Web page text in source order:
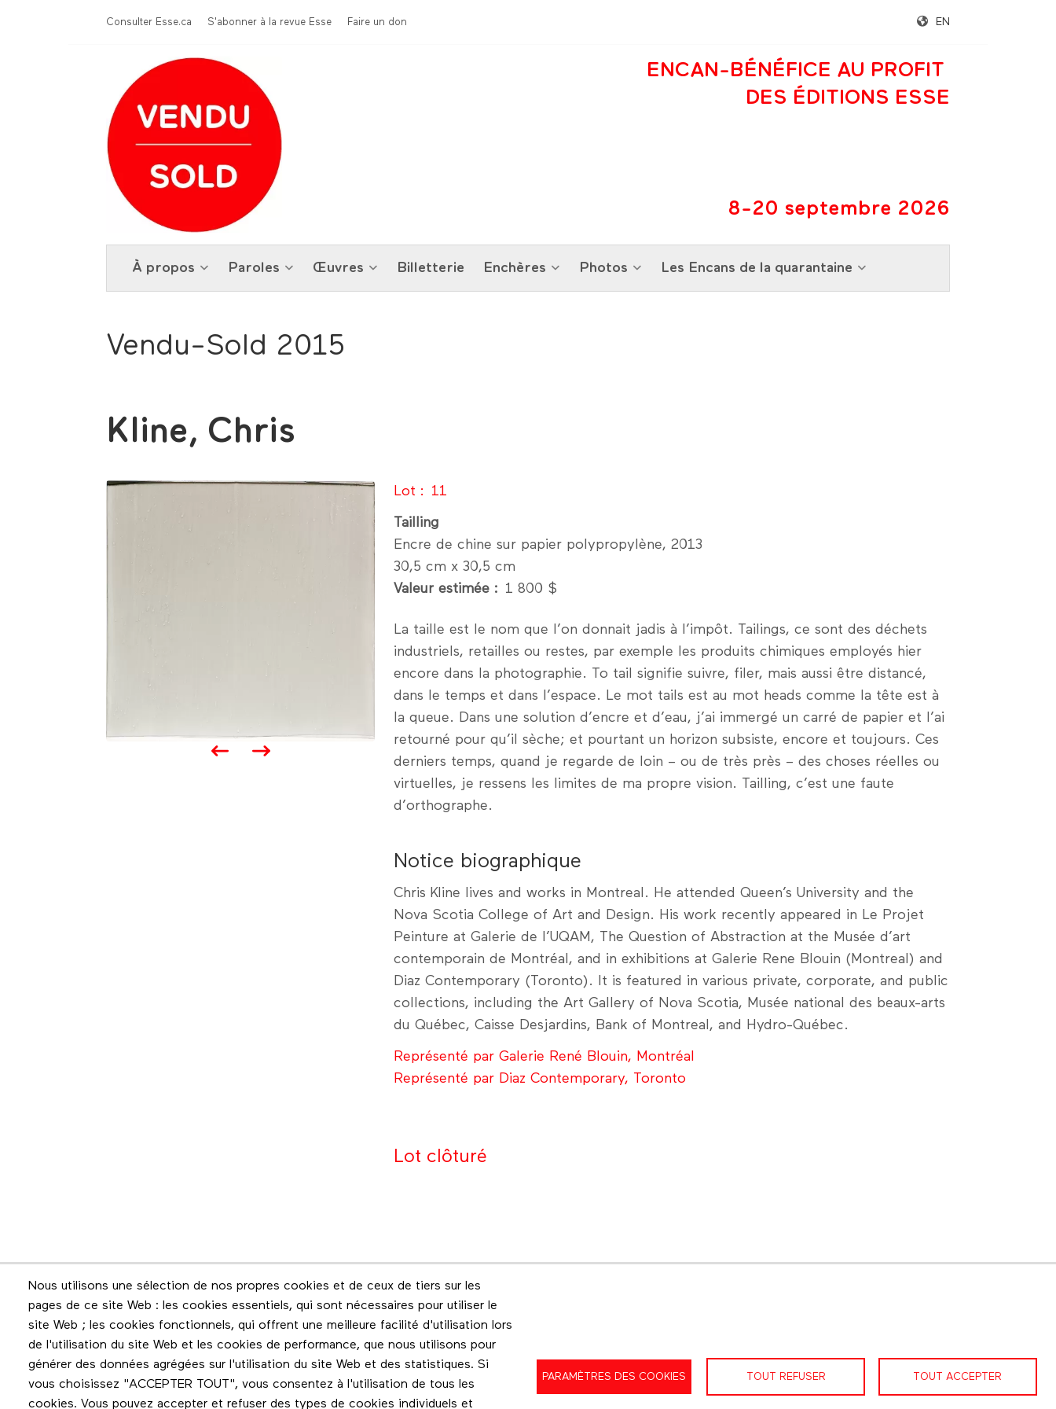
Menu Top
Consulter Esse.ca S'abonner à la revue Esse Faire un don EN
ENCAN-BÉNÉFICE AU PROFIT
DES ÉDITIONS ESSE
8-20 septembre 2026
À propos Paroles Œuvres Billetterie Enchères Photos Les Encans de la quarantaine
Vendu-Sold 2015
Kline, Chris
Lot 11
Tailling
Encre de chine sur papier polypropylène, 2013
30,5 cm x 30,5 cm
Valeur estimée
1 800 $
La taille est le nom que l’on donnait jadis à l’impôt. Tailings, ce sont des déchets
industriels, retailles ou restes, par exemple les produits chimiques employés hier
encore dans la photographie. To tail signifie suivre, filer, mais aussi être distancé,
dans le temps et dans l’espace. Le mot tails est au mot heads comme la tête est à
la queue. Dans une solution d’encre et d’eau, j’ai immergé un carré de papier et l’ai
retourné pour qu’il sèche; et pourtant un horizon subsiste, encore et toujours. Ces
derniers temps, quand je regarde de loin – ou de très près – des choses réelles ou
virtuelles, je ressens les limites de ma propre vision. Tailling, c’est une faute
d’orthographe.
Notice biographique
Chris Kline lives and works in Montreal. He attended Queen’s University and the
Nova Scotia College of Art and Design. His work recently appeared in Le Projet
Peinture at Galerie de l’UQAM, The Question of Abstraction at the Musée d’art
contemporain de Montréal, and in exhibitions at Galerie Rene Blouin (Montreal) and
Diaz Contemporary (Toronto). It is featured in various private, corporate, and public
collections, including the Art Gallery of Nova Scotia, Musée national des beaux-arts
du Québec, Caisse Desjardins, Bank of Montreal, and Hydro-Québec.
Représenté par Galerie René Blouin, Montréal
Représenté par Diaz Contemporary, Toronto
Lot clôturé
Nous utilisons une sélection de nos propres cookies et de ceux de tiers sur les
pages de ce site Web : les cookies essentiels, qui sont nécessaires pour utiliser le
site Web ; les cookies fonctionnels, qui offrent une meilleure facilité d'utilisation lors
de l'utilisation du site Web et les cookies de performance, que nous utilisons pour
générer des données agrégées sur l'utilisation du site Web et des statistiques. Si
vous choisissez "ACCEPTER TOUT", vous consentez à l'utilisation de tous les
cookies. Vous pouvez accepter et refuser des types de cookies individuels et
PARAMÈTRES DES COOKIES TOUT REFUSER TOUT ACCEPTER
Infolettre
Restez en contact grâce à l'infolettre